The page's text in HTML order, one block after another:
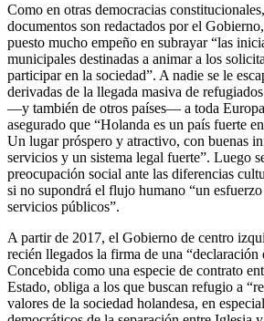
Como en otras democracias
documentos son redactados por el
puesto mucho empeño en subrayar “las
municipales destinadas a animar a los
participar en la sociedad”. A nadie se le
derivadas de la llegada masiva de
—y también de otros países— a toda
asegurado que “Holanda es un país fuerte
Un lugar próspero y atractivo, con buenas
servicios y un sistema legal fuerte”. Luego
preocupación social ante las diferencias
si no supondrá el flujo humano “un
servicios públicos”.
A partir de 2017, el Gobierno de centro
recién llegados la firma de una “declaración
Concebida como una especie de contrato
Estado, obliga a los que buscan refugio a
valores de la sociedad holandesa, en